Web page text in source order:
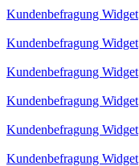
Kundenbefragung Widget
Kundenbefragung Widget
Kundenbefragung Widget
Kundenbefragung Widget
Kundenbefragung Widget
Kundenbefragung Widget